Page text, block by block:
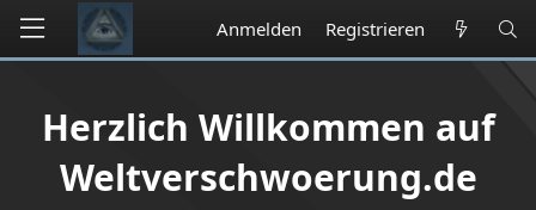
Anmelden Registrieren
Herzlich Willkommen auf
Weltverschwoerung.de